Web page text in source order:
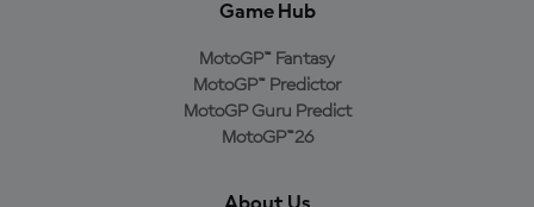
Game Hub
MotoGP™ Fantasy
MotoGP™ Predictor
MotoGP Guru Predict
MotoGP™26